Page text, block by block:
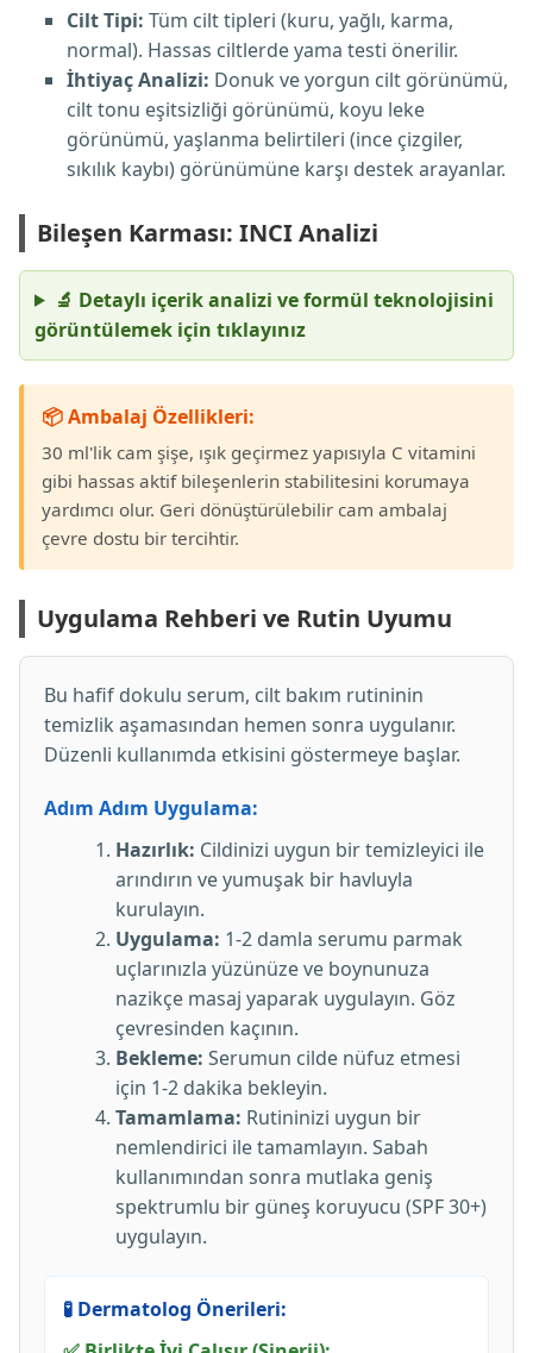
Cilt Tipi: Tüm cilt tipleri (kuru, yağlı, karma,
normal). Hassas ciltlerde yama testi önerilir.
İhtiyaç Analizi: Donuk ve yorgun cilt görünümü,
cilt tonu eşitsizliği görünümü, koyu leke
görünümü, yaşlanma belirtileri (ince çizgiler,
sıkılık kaybı) görünümüne karşı destek arayanlar.
Bileşen Karması: INCI Analizi
🔬 Detaylı içerik analizi ve formül teknolojisini
görüntülemek için tıklayınız
📦 Ambalaj Özellikleri:
30 ml'lik cam şişe, ışık geçirmez yapısıyla C vitamini
gibi hassas aktif bileşenlerin stabilitesini korumaya
yardımcı olur. Geri dönüştürülebilir cam ambalaj
çevre dostu bir tercihtir.
Uygulama Rehberi ve Rutin Uyumu
Bu hafif dokulu serum, cilt bakım rutininin
temizlik aşamasından hemen sonra uygulanır.
Düzenli kullanımda etkisini göstermeye başlar.
Adım Adım Uygulama:
Hazırlık: Cildinizi uygun bir temizleyici ile
arındırın ve yumuşak bir havluyla
kurulayın.
Uygulama: 1-2 damla serumu parmak
uçlarınızla yüzünüze ve boynunuza
nazikçe masaj yaparak uygulayın. Göz
çevresinden kaçının.
Bekleme: Serumun cilde nüfuz etmesi
için 1-2 dakika bekleyin.
Tamamlama: Rutininizi uygun bir
nemlendirici ile tamamlayın. Sabah
kullanımından sonra mutlaka geniş
spektrumlu bir güneş koruyucu (SPF 30+)
uygulayın.
🧪 Dermatolog Önerileri: